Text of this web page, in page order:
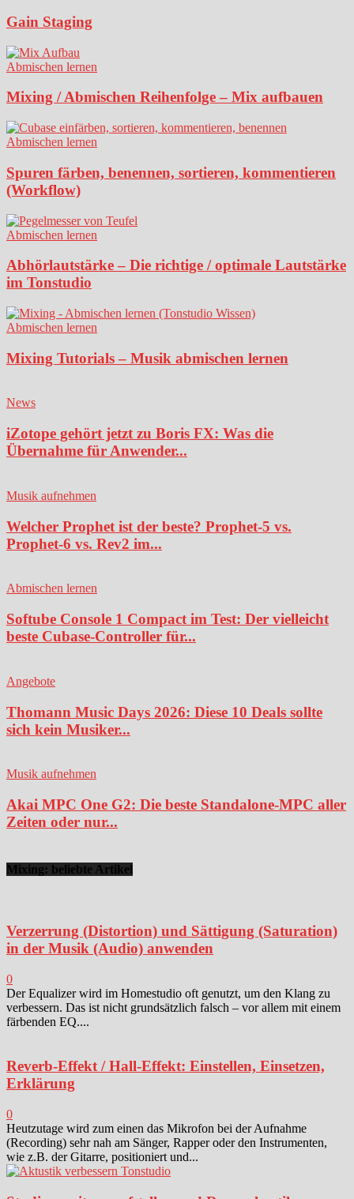
Gain Staging
Abmischen lernen
Mixing / Abmischen Reihenfolge – Mix aufbauen
Abmischen lernen
Spuren färben, benennen, sortieren, kommentieren
(Workflow)
Abmischen lernen
Abhörlautstärke – Die richtige / optimale Lautstärke
im Tonstudio
Abmischen lernen
Mixing Tutorials – Musik abmischen lernen
News
iZotope gehört jetzt zu Boris FX: Was die
Übernahme für Anwender...
Musik aufnehmen
Welcher Prophet ist der beste? Prophet-5 vs.
Prophet-6 vs. Rev2 im...
Abmischen lernen
Softube Console 1 Compact im Test: Der vielleicht
beste Cubase-Controller für...
Angebote
Thomann Music Days 2026: Diese 10 Deals sollte
sich kein Musiker...
Musik aufnehmen
Akai MPC One G2: Die beste Standalone-MPC aller
Zeiten oder nur...
Mixing: beliebte Artikel
Verzerrung (Distortion) und Sättigung (Saturation)
in der Musik (Audio) anwenden
0
Der Equalizer wird im Homestudio oft genutzt, um den Klang zu
verbessern. Das ist nicht grundsätzlich falsch – vor allem mit einem
färbenden EQ....
Reverb-Effekt / Hall-Effekt: Einstellen, Einsetzen,
Erklärung
0
Heutzutage wird zum einen das Mikrofon bei der Aufnahme
(Recording) sehr nah am Sänger, Rapper oder den Instrumenten,
wie z.B. der Gitarre, positioniert und...